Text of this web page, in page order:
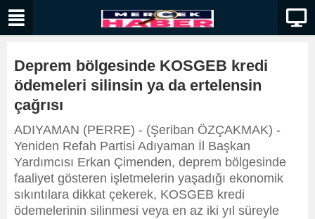
Deprem bölgesinde KOSGEB kredi
ödemeleri silinsin ya da ertelensin
çağrısı
ADIYAMAN (PERRE) - (Şeriban ÖZÇAKMAK) -
Yeniden Refah Partisi Adıyaman İl Başkan
Yardımcısı Erkan Çimenden, deprem bölgesinde
faaliyet gösteren işletmelerin yaşadığı ekonomik
sıkıntılara dikkat çekerek, KOSGEB kredi
ödemelerinin silinmesi veya en az iki yıl süreyle